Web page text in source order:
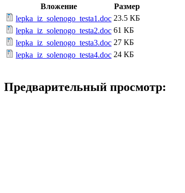
Вложение
Размер
lepka_iz_solenogo_testa1.doc 23.5 КБ
lepka_iz_solenogo_testa2.doc 61 КБ
lepka_iz_solenogo_testa3.doc 27 КБ
lepka_iz_solenogo_testa4.doc 24 КБ
Предварительный просмотр: